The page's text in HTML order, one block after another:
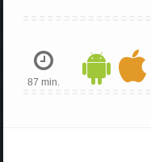
87 min.